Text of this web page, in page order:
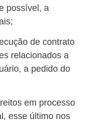
possível, a
de contrato
relacionados a
a pedido do
em processo
esse último nos